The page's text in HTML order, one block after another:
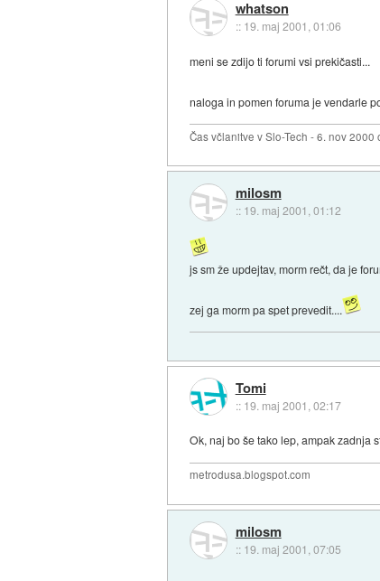
whatson
:: 19. maj 2001, 01:06
meni se zdijo ti forumi vsi prekičasti...
naloga in pomen foruma je vendarle
Čas včlanitve v Slo-Tech - 6. nov 2000
milosm
:: 19. maj 2001, 01:12
js sm že updejtav, morm rečt, da je
zej ga morm pa spet prevedit....
Tomi
:: 19. maj 2001, 02:17
Ok, naj bo še tako lep, ampak zadnja
metrodusa.blogspot.com
milosm
:: 19. maj 2001, 07:05